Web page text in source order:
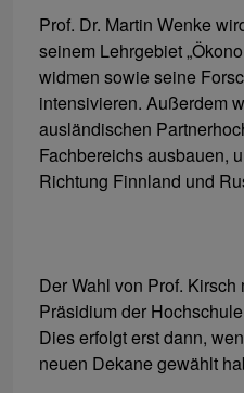
Prof. Dr. Martin Wenke
seinem Lehrgebiet
widmen sowie seine
intensivieren. Außerdem
ausländischen
Fachbereichs ausbauen,
Richtung Finnland und
Der Wahl von Prof.
Präsidium der
Dies erfolgt erst dann,
neuen Dekane gewählt